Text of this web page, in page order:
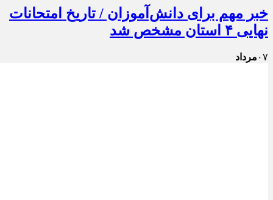
خبر مهم برای دانش‌آموزان / تاریخ امتحانات
نهایی ۴ استان مشخص شد
۰۷ مرداد